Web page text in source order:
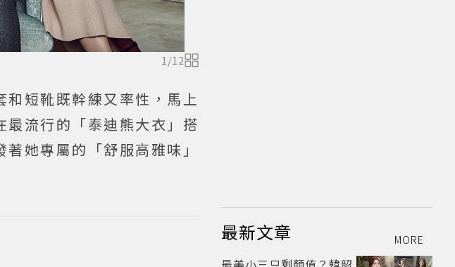
1 /12
短靴既幹練又率性，馬上
流行的「泰迪熊大衣」搭
她專屬的「舒服高雅味」
最新文章 MORE